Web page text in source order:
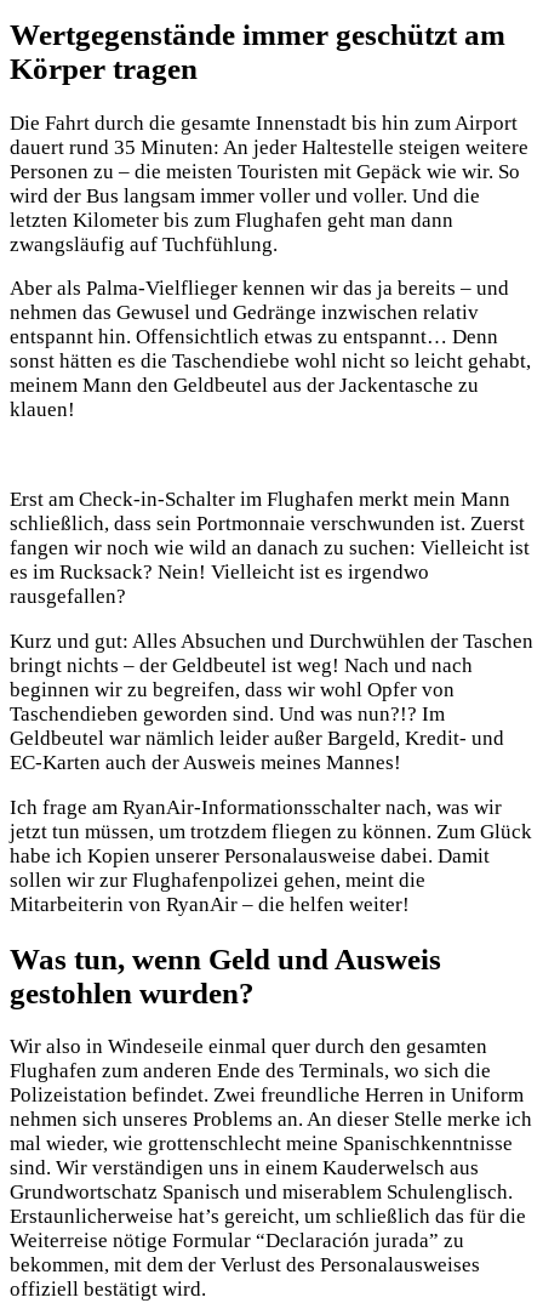
Wertgegenstände immer geschützt am
Körper tragen
Die Fahrt durch die gesamte Innenstadt bis hin zum Airport
dauert rund 35 Minuten: An jeder Haltestelle steigen weitere
Personen zu – die meisten Touristen mit Gepäck wie wir. So
wird der Bus langsam immer voller und voller. Und die
letzten Kilometer bis zum Flughafen geht man dann
zwangsläufig auf Tuchfühlung.
Aber als Palma-Vielflieger kennen wir das ja bereits – und
nehmen das Gewusel und Gedränge inzwischen relativ
entspannt hin. Offensichtlich etwas zu entspannt… Denn
sonst hätten es die Taschendiebe wohl nicht so leicht gehabt,
meinem Mann den Geldbeutel aus der Jackentasche zu
klauen!
Erst am Check-in-Schalter im Flughafen merkt mein Mann
schließlich, dass sein Portmonnaie verschwunden ist. Zuerst
fangen wir noch wie wild an danach zu suchen: Vielleicht ist
es im Rucksack? Nein! Vielleicht ist es irgendwo
rausgefallen?
Kurz und gut: Alles Absuchen und Durchwühlen der Taschen
bringt nichts – der Geldbeutel ist weg! Nach und nach
beginnen wir zu begreifen, dass wir wohl Opfer von
Taschendieben geworden sind. Und was nun?!? Im
Geldbeutel war nämlich leider außer Bargeld, Kredit- und
EC-Karten auch der Ausweis meines Mannes!
Ich frage am RyanAir-Informationsschalter nach, was wir
jetzt tun müssen, um trotzdem fliegen zu können. Zum Glück
habe ich Kopien unserer Personalausweise dabei. Damit
sollen wir zur Flughafenpolizei gehen, meint die
Mitarbeiterin von RyanAir – die helfen weiter!
Was tun, wenn Geld und Ausweis
gestohlen wurden?
Wir also in Windeseile einmal quer durch den gesamten
Flughafen zum anderen Ende des Terminals, wo sich die
Polizeistation befindet. Zwei freundliche Herren in Uniform
nehmen sich unseres Problems an. An dieser Stelle merke ich
mal wieder, wie grottenschlecht meine Spanischkenntnisse
sind. Wir verständigen uns in einem Kauderwelsch aus
Grundwortschatz Spanisch und miserablem Schulenglisch.
Erstaunlicherweise hat’s gereicht, um schließlich das für die
Weiterreise nötige Formular “Declaración jurada” zu
bekommen, mit dem der Verlust des Personalausweises
offiziell bestätigt wird.